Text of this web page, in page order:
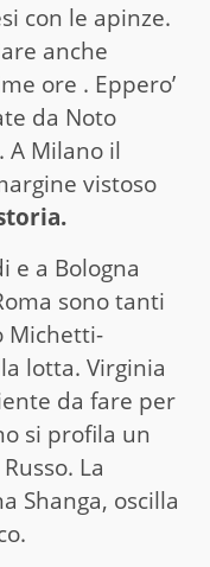
con le apinze.
anche
ore . Eppero’
da Noto
Milano il
vistoso
e a Bologna
sono tanti
Michetti-
lotta. Virginia
da fare per
si profila un
La
Shanga, oscilla